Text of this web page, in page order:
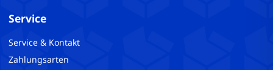
Service
Service & Kontakt
Zahlungsarten